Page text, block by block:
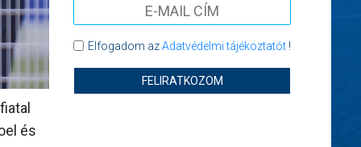
és
Elfogadom azAdatvédelmi tájékoztatót!
FELIRATKOZOM